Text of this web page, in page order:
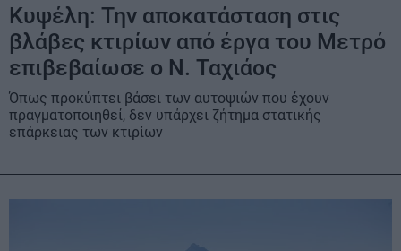
Κυψέλη: Την αποκατάσταση στις
βλάβες κτιρίων από έργα του Μετρό
επιβεβαίωσε ο Ν. Ταχιάος
Όπως προκύπτει βάσει των αυτοψιών που έχουν
πραγματοποιηθεί, δεν υπάρχει ζήτημα στατικής
επάρκειας των κτιρίων